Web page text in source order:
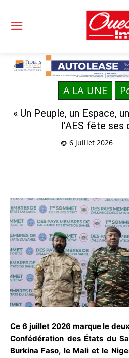
A LA UNE
« Un Peuple, un Espace,
l’AES fête ses
6 juillet 2026
Ce 6 juillet 2026 marque le
Confédération des États du
Burkina Faso, le Mali et le